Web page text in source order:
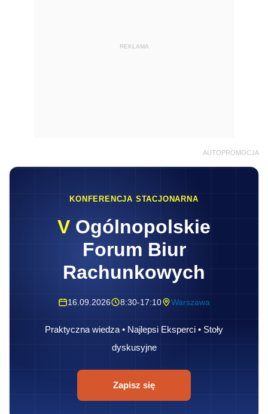
REKLAMA
AUTOPROMOCJA
KONFERENCJA STACJONARNA
V Ogólnopolskie
Forum Biur
Rachunkowych
16.09.2026 8:30-17:10 Warszawa
Praktyczna wiedza • Najlepsi Eksperci • Stoły
dyskusyjne
Zapisz się